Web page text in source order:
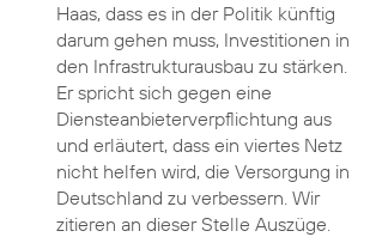
Haas, dass es in der Politik künftig
darum gehen muss, Investitionen in
den Infrastrukturausbau zu stärken.
Er spricht sich gegen eine
Diensteanbieterverpflichtung aus
und erläutert, dass ein viertes Netz
nicht helfen wird, die Versorgung in
Deutschland zu verbessern. Wir
zitieren an dieser Stelle Auszüge.